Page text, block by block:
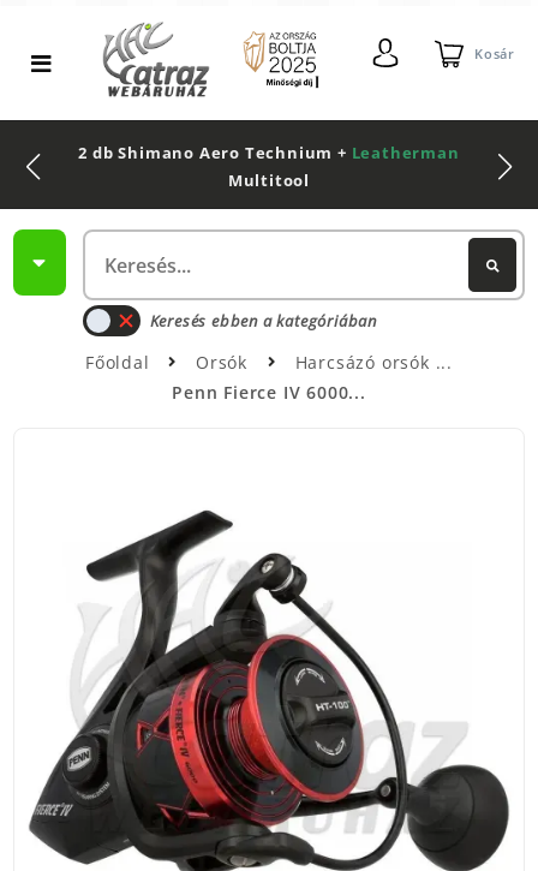
Kosár
2 db Shimano Aero Technium + Leatherman
Multitool
Keresés ebben a kategóriában
Főoldal Orsók
Harcsázó orsók
Penn Fierce IV 6000...